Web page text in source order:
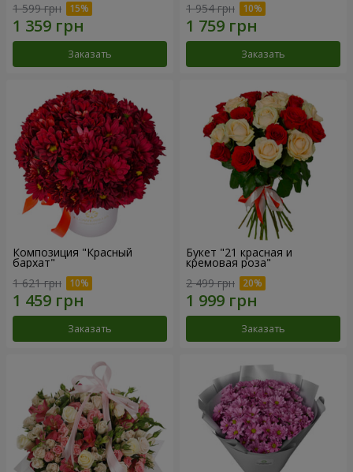
1 599 грн
Заказать
1 954 грн
Заказать
Композиция "Красный
бархат"
1 621 грн
Заказать
Букет "21 красная и
кремовая роза"
2 499 грн
Заказать